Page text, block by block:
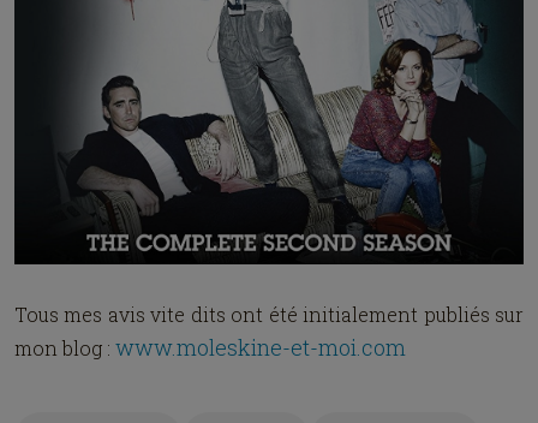
Tous mes avis vite dits ont été initialement publiés sur
mon blog : www.moleskine-et-moi.com